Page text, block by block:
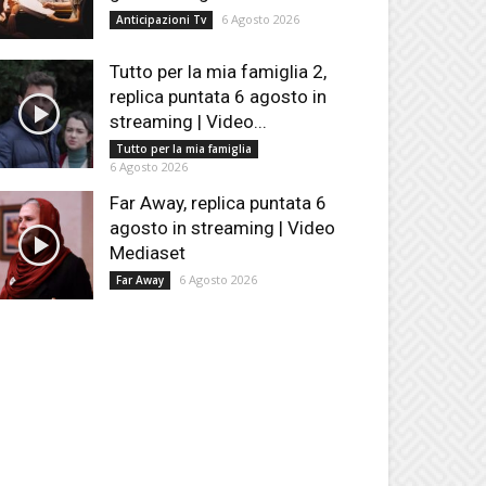
Anticipazioni Tv 6 Agosto 2026
Tutto per la mia famiglia 2,
replica puntata 6 agosto in
streaming | Video...
Tutto per la mia famiglia
6 Agosto 2026
Far Away, replica puntata 6
agosto in streaming | Video
Mediaset
Far Away 6 Agosto 2026